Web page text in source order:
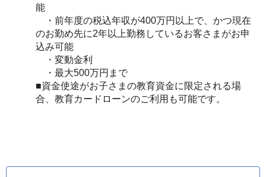
能
・前年度の税込年収が400万円以上で、かつ現在
のお勤め先に2年以上勤務しているお客さまがお申
込み可能
・変動金利
・最大500万円まで
■資金使途がお子さまの教育資金に限定される場
合、教育カードローンのご利用も可能です。